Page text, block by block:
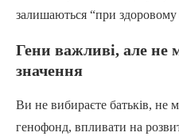
залишаються “при здоровому
Гени важливі, але не
значення
Ви не вибираєте батьків, не
генофонд, впливати на